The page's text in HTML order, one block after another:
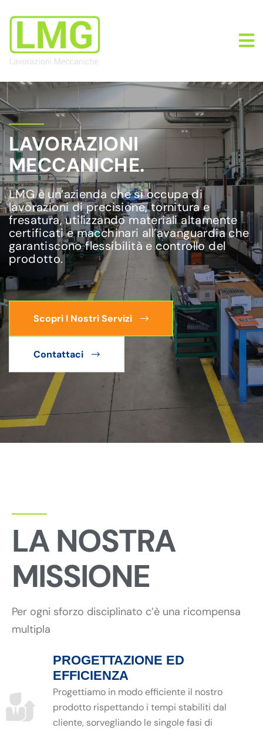
LAVORAZIONI
MECCANICHE.
LMG è un’azienda che si occupa di
lavorazioni di precisione, tornitura e
fresatura, utilizzando materiali altamente
certificati e macchinari all’avanguardia che
garantiscono flessibilità e controllo del
prodotto.
Scopri I Nostri Servizi
Contattaci
LA NOSTRA
MISSIONE
Per ogni sforzo disciplinato c’è una ricompensa
multipla
PROGETTAZIONE ED
EFFICIENZA
Progettiamo in modo efficiente il nostro
prodotto rispettando i tempi stabiliti dal
cliente, sorvegliando le singole fasi di